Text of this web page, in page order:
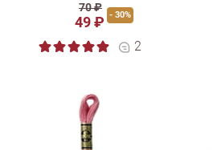
70 ₽
49 ₽ - 30%
2